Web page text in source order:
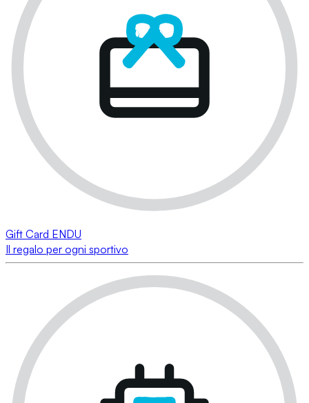
Gift Card ENDU
Il regalo per ogni sportivo